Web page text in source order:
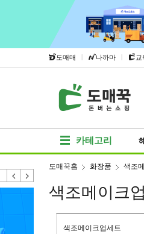
도매매 | 나까마 | 교
카테고리
도매꾹홈 화장품 색조
색조메이크
색조메이크업세트